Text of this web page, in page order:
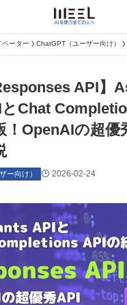
ベーター ChatGPT（ユーザー向け）
API】
Chat
！OpenAIの超優
ー向け） 2026-02-24